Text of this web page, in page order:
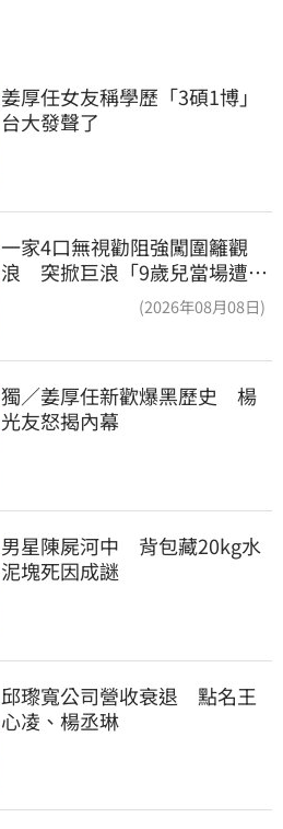
姜厚任女友稱學歷「3碩1博」
台大發聲了
一家4口無視勸阻強闖圍籬觀
浪 突掀巨浪「9歲兒當場遭捲
(2026年08月08日)
獨／姜厚任新歡爆黑歷史　楊
光友怒揭內幕
男星陳屍河中　背包藏20kg水
泥塊死因成謎
邱瓈寬公司營收衰退　點名王
心凌、楊丞琳